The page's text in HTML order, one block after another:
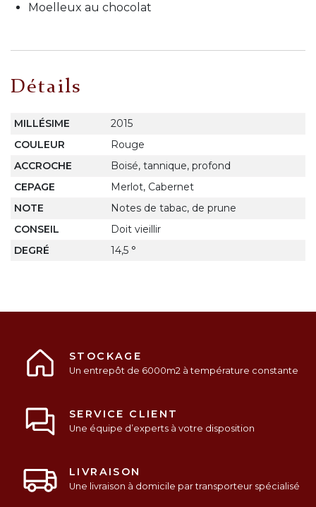
Moelleux au chocolat
Détails
MILLÉSIME
2015
COULEUR
Rouge
ACCROCHE
Boisé, tannique, profond
CEPAGE
Merlot, Cabernet
NOTE
Notes de tabac, de prune
CONSEIL
Doit vieillir
DEGRÉ
14,5 °
STOCKAGE
Un entrepôt de 6000m2 à température constante
SERVICE CLIENT
Une équipe d’experts à votre disposition
LIVRAISON
Une livraison à domicile par transporteur spécialisé